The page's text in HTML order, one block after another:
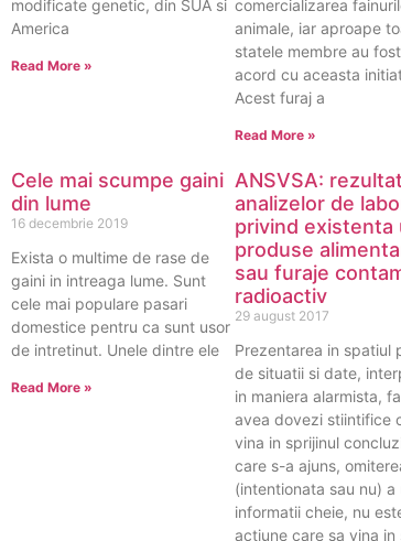
modificate genetic, din SUA si
America
Read More »
comercializarea
animale, iar aproape
statele membre au
acord cu aceasta
Acest furaj a
Read More »
Cele mai scumpe gaini
din lume
16 decembrie 2019
Exista o multime de rase de
gaini in intreaga lume. Sunt
cele mai populare pasari
domestice pentru ca sunt usor
de intretinut. Unele dintre ele
Read More »
ANSVSA:
analizelor de
privind existenta
produse
sau furaje
radioactiv
29 august 2017
Prezentarea in spatiul
de situatii si date,
in maniera alarmista,
avea dovezi stiintifice
vina in sprijinul
care s-a ajuns,
(intentionata sau nu) a
informatii cheie, nu
actiune care sa vina in